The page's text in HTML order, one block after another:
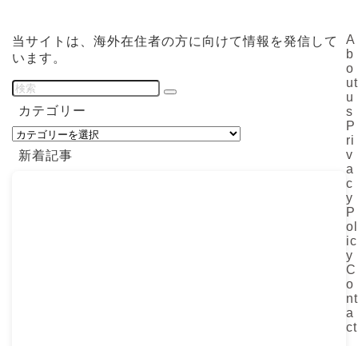
当サイトは、海外在住者の方に向けて情報を発信して
います。
カテゴリー
カ
テ
新着記事
A
b
o
ut
u
s
P
ri
v
a
c
y
P
ol
ic
y
C
o
nt
a
ct